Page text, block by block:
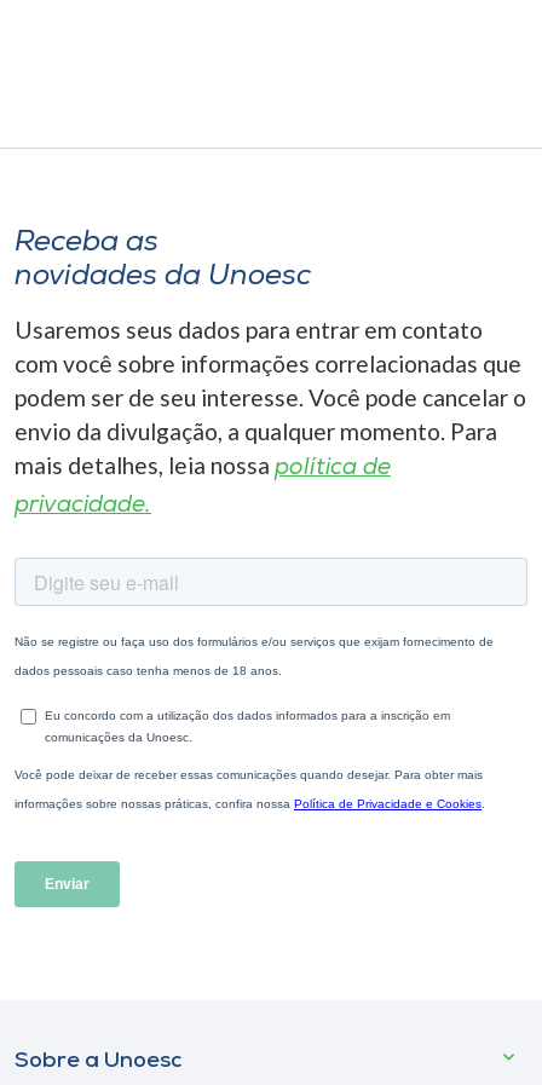
A+
Receba as
novidades da Unoesc
Usaremos seus dados para entrar em contato
com você sobre informações correlacionadas que
podem ser de seu interesse. Você pode cancelar o
envio da divulgação, a qualquer momento. Para
mais detalhes, leia nossa política de
privacidade.
Sobre a Unoesc